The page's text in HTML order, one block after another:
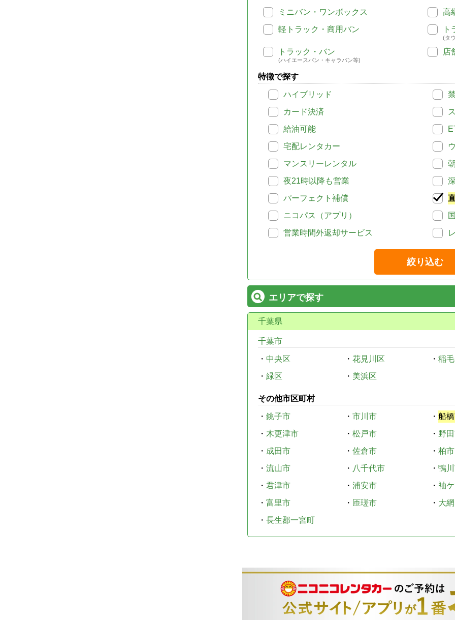
ミニバン・ワンボックス
高
軽トラック・商用バン
ト
(タ
トラック・バン
(ハイエースバン・キャラバン等)
店
特徴で探す
ハイブリッド
カード決済
給油可能
宅配レンタカー
マンスリーレンタル
夜21時以降も営業
パーフェクト補償
ニコパス（アプリ）
営業時間外返却サービス
絞り込む
エリアで探す
千葉県
千葉市
・ 中央区 ・ 花見川区 ・ 稲
・ 緑区 ・ 美浜区
その他市区町村
・ 銚子市 ・ 市川市 ・ 船
・ 木更津市 ・ 松戸市 ・ 野
・ 成田市 ・ 佐倉市 ・ 柏市
・ 流山市 ・ 八千代市 ・ 鴨
・ 君津市 ・ 浦安市 ・ 袖
・ 富里市 ・ 匝瑳市 ・ 大
・ 長生郡一宮町